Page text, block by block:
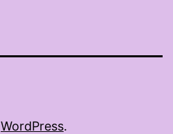
WordPress.